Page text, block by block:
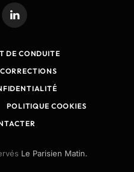
LinkedIn
DE CONDUITE
POLITIQUE COOKIES
Le Parisien Matin.